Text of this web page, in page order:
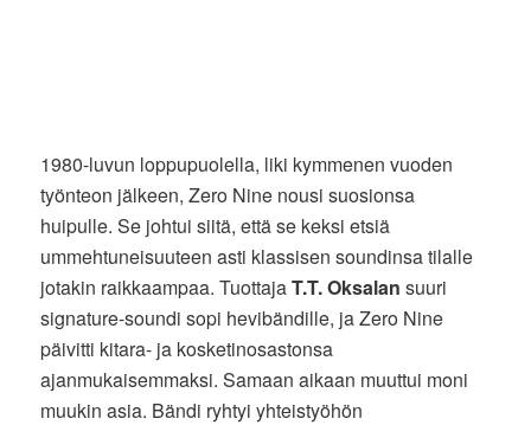
1980-luvun loppupuolella, liki kymmenen vuoden
työnteon jälkeen, Zero Nine nousi suosionsa
huipulle. Se johtui siitä, että se keksi etsiä
ummehtuneisuuteen asti klassisen soundinsa tilalle
jotakin raikkaampaa. TuottajaT.T. Oksalan suuri
signature-soundi sopi hevibändille, ja Zero Nine
päivitti kitara- ja kosketinosastonsa
ajanmukaisemmaksi. Samaan aikaan muuttui moni
muukin asia. Bändi ryhtyi yhteistyöhön